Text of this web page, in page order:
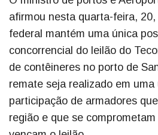
afirmou nesta quarta-feira,
federal mantém uma única
concorrencial do leilão do
de contêineres no porto de
remate seja realizado em
participação de armadores
região e que se